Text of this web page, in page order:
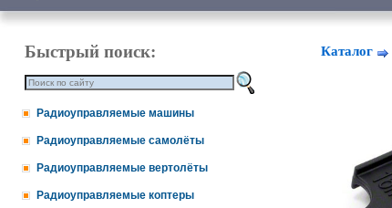
Быстрый поиск:
Радиоуправляемые машины
Радиоуправляемые самолёты
Радиоуправляемые вертолёты
Радиоуправляемые коптеры
Каталог